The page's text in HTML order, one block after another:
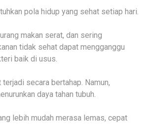
pola hidup yang sehat setiap hari.
makan serat, dan sering
tidak sehat dapat mengganggu
baik di usus.
secara bertahap. Namun,
daya tahan tubuh.
lebih mudah merasa lemas, cepat